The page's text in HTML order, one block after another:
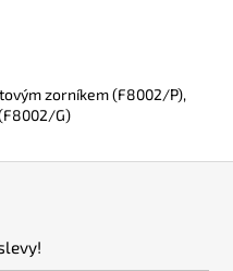
zorníkem (F8002/P),
G)